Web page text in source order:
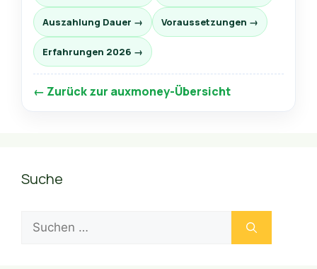
Auszahlung Dauer → Voraussetzungen →
Erfahrungen 2026 →
← Zurück zur auxmoney-Übersicht
Suche
Suchen
nach: